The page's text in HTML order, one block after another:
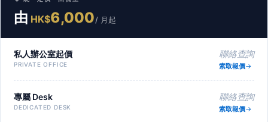
由 HK$6,000/ 月起
私人辦公室起價
PRIVATE OFFICE
聯絡查詢
索取報價
專屬 Desk
DEDICATED DESK
聯絡查詢
索取報價